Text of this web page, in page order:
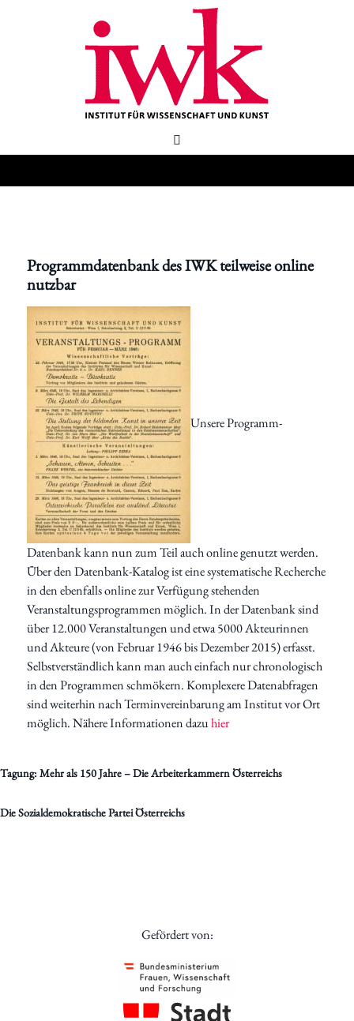
Programmdatenbank des IWK teilweise online
nutzbar
Unsere Programm-
Datenbank kann nun zum Teil auch online genutzt werden.
Über den Datenbank-Katalog ist eine systematische Recherche
in den ebenfalls online zur Verfügung stehenden
Veranstaltungsprogrammen möglich. In der Datenbank sind
über 12.000 Veranstaltungen und etwa 5000 Akteurinnen
und Akteure (von Februar 1946 bis Dezember 2015) erfasst.
Selbstverständlich kann man auch einfach nur chronologisch
in den Programmen schmökern. Komplexere Datenabfragen
sind weiterhin nach Terminvereinbarung am Institut vor Ort
möglich. Nähere Informationen dazuhier
Tagung: Mehr als 150 Jahre – Die Arbeiterkammern Österreichs
Die Sozialdemokratische Partei Österreichs
Gefördert von: